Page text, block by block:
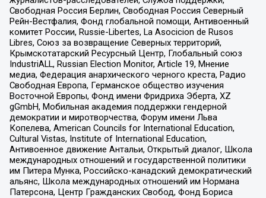
Свободная Россия Берлин, Свободная Россия Северный
Рейн-Вестфалия, Фонд глобальной помощи, Антивоенный
комитет России, Russie-Libertes, La Asocicion de Rusos
Libres, Союз за возвращение Северных территорий,
Крымскотатарский Ресурсный Центр, Глобальный союз
IndustriALL, Russian Election Monitor, Article 19, Мнение
медиа, Федерация анархического черного креста, Радио
Свободная Европа, Германское общество изучения
Восточной Европы, Фонд имени Фридриха Эберта, XZ
gGmbH, Мобильная академия поддержки гендерной
демократии и миротворчества, Форум имени Льва
Копелева, American Councils for International Education,
Cultural Vistas, Institute of International Education,
Антивоенное движение Антальи, Открытый диалог, Школа
международных отношений и государственной политики
им Питера Мунка, Российско-канадский демократический
альянс, Школа международных отношений им Нормана
Патерсона, Центр Гражданских Свобод, Фонд Бориса